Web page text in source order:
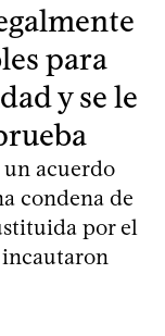
para
y se le
acuerdo
condena de
por el